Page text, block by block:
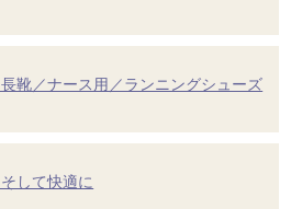
靴／ナース用／ランニングシューズ
して快適に